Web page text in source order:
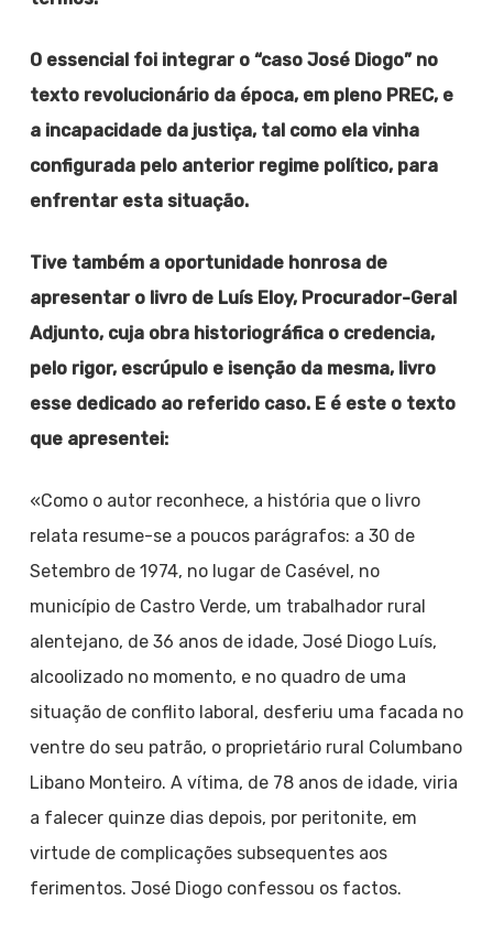
O essencial foi integrar o “caso José Diogo” no
texto revolucionário da época, em pleno PREC, e
a incapacidade da justiça, tal como ela vinha
configurada pelo anterior regime político, para
enfrentar esta situação.
Tive também a oportunidade honrosa de
apresentar o livro de Luís Eloy, Procurador-Geral
Adjunto, cuja obra historiográfica o credencia,
pelo rigor, escrúpulo e isenção da mesma, livro
esse dedicado ao referido caso. E é este o texto
que apresentei:
«Como o autor reconhece, a história que o livro
relata resume-se a poucos parágrafos: a 30 de
Setembro de 1974, no lugar de Casével, no
município de Castro Verde, um trabalhador rural
alentejano, de 36 anos de idade, José Diogo Luís,
alcoolizado no momento, e no quadro de uma
situação de conflito laboral, desferiu uma facada no
ventre do seu patrão, o proprietário rural Columbano
Libano Monteiro. A vítima, de 78 anos de idade, viria
a falecer quinze dias depois, por peritonite, em
virtude de complicações subsequentes aos
ferimentos. José Diogo confessou os factos.